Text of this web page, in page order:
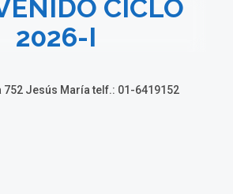
CICLO
2026-I
752 Jesús María telf.: 01-6419152